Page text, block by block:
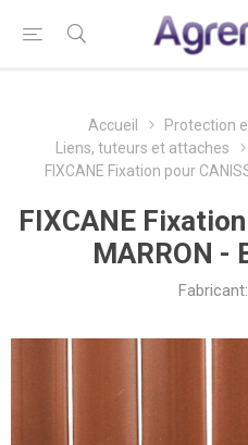
Accueil
Protection
Liens, tuteurs et attaches
FIXCANE Fixation pour
FIXCANE
MARRON -
Fabricant: